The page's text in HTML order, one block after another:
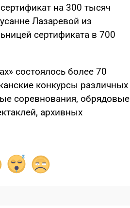
на 300 тысяч
Лазаревой из
сертификата в 700
состоялось более 70
конкурсы различных
соревнования, обрядовые
архивных